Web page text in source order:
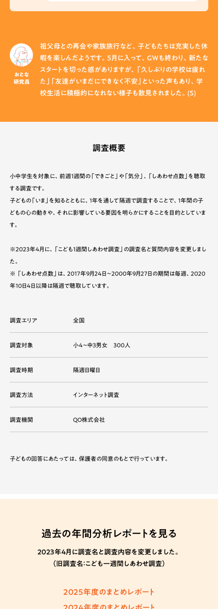
おとな
研究員
祖父母との再会や家族旅行など、子どもたちは充実した休
暇を楽しんだようです。5月に入って、ＧＷも終わり、新たな
スタートを切った感がありますが、「久しぶりの学校は疲れ
た」「友達がいまだにできなく不安」といった声もあり、学
校生活に積極的になれない様子も散見されました。(S)
調査概要
小中学生を対象に、前週１週間の「できごと」や「気分」、「しあわせ点数」を聴取
する調査です。
子どもの「いま」を知るとともに、1年を通して隔週で調査することで、1年間の子
どもの心の動きや、それに影響している要因を明らかにすることを目的としていま
す。
※2023年4月に、「こども１週間しあわせ調査」の調査名と質問内容を変更しまし
た。
※ 「しあわせ点数」は、2017年9月24日～2000年9月27日の期間は毎週、2020
年10日4日以降は隔週で聴取しています。
調査エリア 全国
調査対象 小４～中３男女 300人
調査時期 隔週日曜日
調査方法 インターネット調査
調査機関 QO株式会社
子どもの回答にあたっては、保護者の同意のもとで行っています。
過去の年間分析レポートを見る
2023年4月に調査名と調査内容を変更しました。
（旧調査名：こども一週間しあわせ調査）
2025年度のまとめレポート
2024年度のまとめレポート